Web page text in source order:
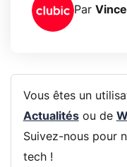
Par
Vous êtes un
Actualitésou de
Suivez-nous pour
tech !